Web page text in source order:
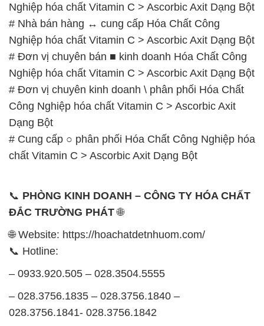
Nghiệp hóa chất Vitamin C > Ascorbic Axit Dạng Bột
# Nhà bán hàng ↔ cung cấp Hóa Chất Công
Nghiệp hóa chất Vitamin C > Ascorbic Axit Dạng Bột
# Đơn vị chuyên bán ■ kinh doanh Hóa Chất Công
Nghiệp hóa chất Vitamin C > Ascorbic Axit Dạng Bột
# Đơn vị chuyên kinh doanh \ phân phối Hóa Chất
Công Nghiệp hóa chất Vitamin C > Ascorbic Axit
Dạng Bột
# Cung cấp ○ phân phối Hóa Chất Công Nghiệp hóa
chất Vitamin C > Ascorbic Axit Dạng Bột
📞 PHÒNG KINH DOANH – CÔNG TY HÓA CHẤT
ĐẮC TRƯỜNG PHÁT🌐
🌐 Website: https://hoachatdetnhuom.com/
📞 Hotline:
– 0933.920.505 – 028.3504.5555
– 028.3756.1835 – 028.3756.1840 –
028.3756.1841- 028.3756.1842